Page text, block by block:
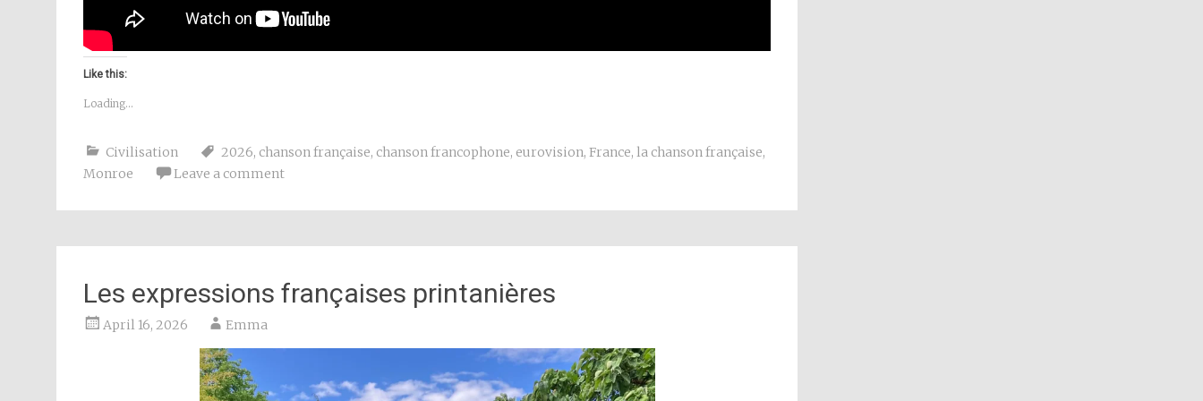
Like this:
Loading...
Civilisation 2026, chanson française, chanson francophone, eurovision, France, la chanson française,
Monroe
Leave a comment
Les expressions françaises printanières
April 16, 2026 Emma